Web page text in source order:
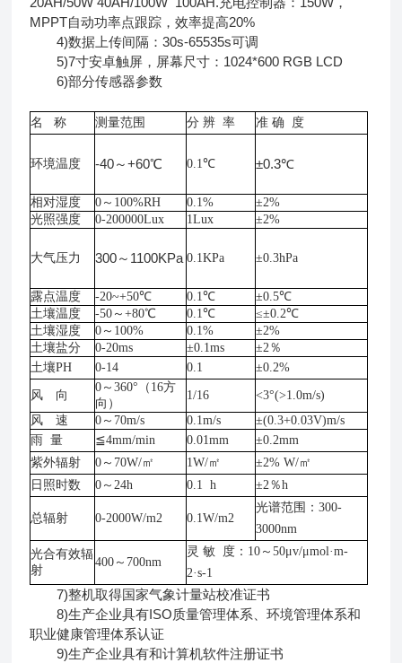
MPPT自动功率点跟踪，效率提高20%
4)数据上传间隔：30s-65535s可调
5)7寸安卓触屏，屏幕尺寸：1024*600 RGB LCD
6)部分传感器参数
名 称 测量范围 分 辨 率 准 确 度
环境温度 -40～+60℃ 0.1℃ ±0.3℃
相对湿度 0～100%RH 0.1%
±2%
光照强度
0-200000Lux 1Lux ±2%
大气压力 300～1100KPa 0.1KPa ±0.3hPa
露点温度 -20~+50℃ 0.1℃
±0.5℃
土壤温度
-50～+80℃ 0.1℃
≤±0.2℃
土壤湿度
0～100% 0.1%
±2%
土壤盐分
0-20ms ±0.1ms
±2％
土壤PH 0-14 0.1 ±0.2%
风 向
0～360°（16方
向）
1/16
<3°(>1.0m/s)
风 速
0～70m/s 0.1m/s
±(0.3+0.03V)m/s
雨 量 ≦4mm/min 0.01mm
±0.2mm
紫外辐射
0～70W/㎡ 1W/㎡
±2% W/㎡
日照时数
0～24h 0.1 h ±2％h
总辐射 0-2000W/m2 0.1W/m2
光谱范围：300-
3000nm
光合有效辐
射
400～700nm
灵 敏 度：10～50μv/μmol·m-
2·s-1
7)整机取得国家气象计量站校准证书
8)生产企业具有ISO质量管理体系、环境管理体系和
职业健康管理体系认证
9)生产企业具有和计算机软件注册证书